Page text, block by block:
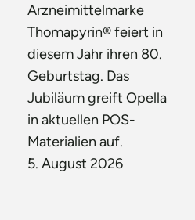
Arzneimittelmarke
Thomapyrin® feiert in
diesem Jahr ihren 80.
Geburtstag. Das
Jubiläum greift Opella
in aktuellen POS-
Materialien auf.
5. August 2026